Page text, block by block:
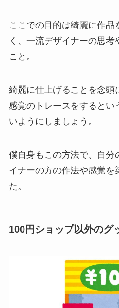
ここでの目的は綺麗に作品
く、一流デザイナーの思考
こと。
綺麗に仕上げることを念頭
感覚のトレースをするとい
いようにしましょう。
僕自身もこの方法で、自分
イナーの方の作法や感覚を
た。
100円ショップ以外のグ